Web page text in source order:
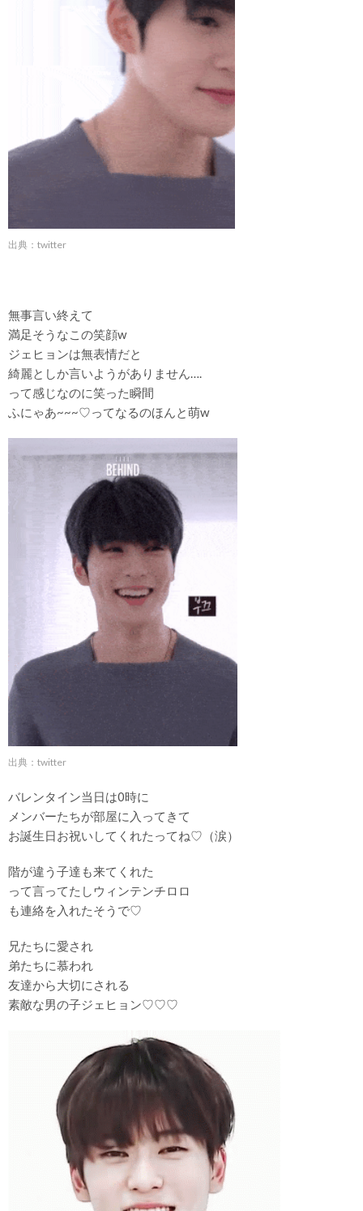
出典：twitter
無事言い終えて
満足そうなこの笑顔w
ジェヒョンは無表情だと
綺麗としか言いようがありません….
って感じなのに笑った瞬間
ふにゃあ~~~♡ってなるのほんと萌w
出典：twitter
バレンタイン当日は0時に
メンバーたちが部屋に入ってきて
お誕生日お祝いしてくれたってね♡（涙）
階が違う子達も来てくれた
って言ってたしウィンテンチロロ
も連絡を入れたそうで♡
兄たちに愛され
弟たちに慕われ
友達から大切にされる
素敵な男の子ジェヒョン♡♡♡